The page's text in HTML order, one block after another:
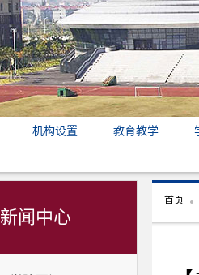
机构设置 教育教学
新闻中心
首页